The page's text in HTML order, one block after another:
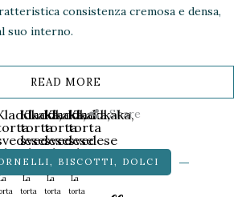
consistenza cremosa e densa,
suo interno.
READ MORE
Share
Kladdkaka,
torta
svedese
al
cioccolato
La
torta
Kladdkaka,
torta
svedese
al
cioccolato
La
torta
Kladdkaka,
torta
svedese
al
cioccolato
La
torta
, BISCOTTI , DOLCI